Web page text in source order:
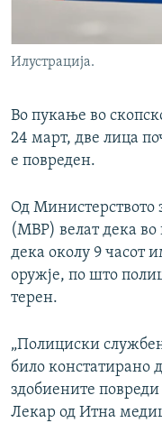
Илустрација.
Во пукање во
24 март, две лица
е повреден.
Од Министерството
(МВР) велат дека во
дека околу 9 часот
оружје, по што
терен.
„Полициски
било констатирано
здобиените
Лекар од Итна